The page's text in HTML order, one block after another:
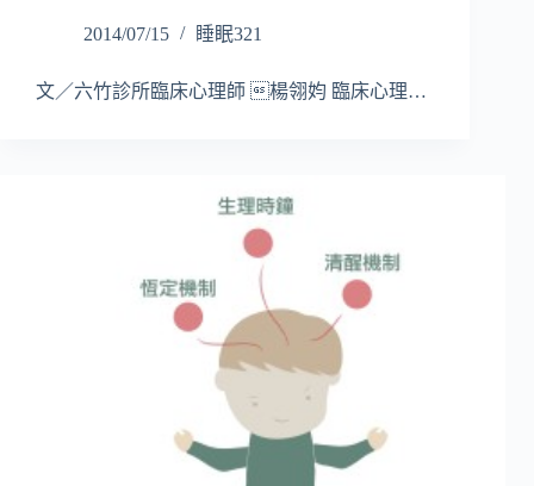
2014/07/15 睡眠321
文／六竹診所臨床心理師 楊翎㚬 臨床心理…